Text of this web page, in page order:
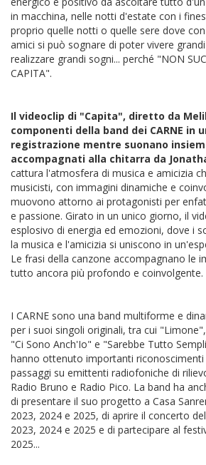
in macchina, nelle notti d'estate con i
proprio quelle notti o quelle sere dove
amici si può sognare di poter vivere
realizzare grandi sogni... perché "NON
CAPITA".
Il videoclip di "Capita", diretto da
componenti della band dei CARNE in
registrazione mentre suonano
accompagnati alla chitarra da
cattura l'atmosfera di musica e amicizia
musicisti, con immagini dinamiche e
muovono attorno ai protagonisti per
e passione. Girato in un unico giorno, il
esplosivo di energia ed emozioni, dove i
la musica e l'amicizia si uniscono in
Le frasi della canzone accompagnano le
tutto ancora più profondo e coinvolgente.
I CARNE sono una band multiforme e
per i suoi singoli originali, tra cui
"Ci Sono Anch'Io" e "Sarebbe Tutto
hanno ottenuto importanti riconoscimenti
passaggi su emittenti radiofoniche di
Radio Bruno e Radio Pico. La band ha
di presentare il suo progetto a Casa
2023, 2024 e 2025, di aprire il concerto
2023, 2024 e 2025 e di partecipare al
2025...